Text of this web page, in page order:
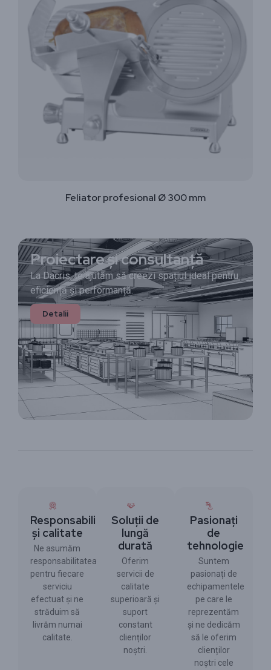
Feliator profesional Ø 300 mm
Proiectare și consultanță
La Dacris, te ajutăm să creezi spațiul ideal pentru
eficiență și performanță.
Detalii
Responsabilitate
și calitate
Ne asumăm
responsabilitatea
pentru fiecare
serviciu
efectuat și ne
străduim să
livrăm numai
calitate.
Soluții de
lungă
durată
Oferim
servicii de
calitate
superioară și
suport
constant
clienților
noștri.
Pasionați
de
tehnologie
Suntem
pasionați de
echipamentele
pe care le
reprezentăm
și ne dedicăm
să le oferim
clienților
noștri cele